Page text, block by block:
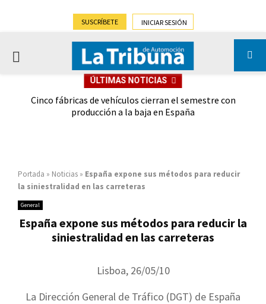
SUSCRÍBETE INICIAR SESIÓN
PRIMARY
ÚLTIMAS NOTICIAS
Cinco fábricas de vehículos cierran el semestre con
producción a la baja en España
Portada » Noticias » España expone sus métodos para reducir
la siniestralidad en las carreteras
General
España expone sus métodos para reducir la
siniestralidad en las carreteras
Lisboa, 26/05/10
La Dirección General de Tráfico (DGT) de España